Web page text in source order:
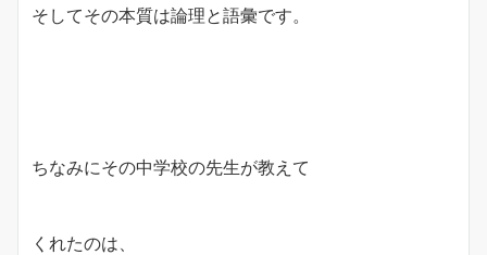
そしてその本質は論理と語彙です。
ちなみにその中学校の先生が教えて
くれたのは、